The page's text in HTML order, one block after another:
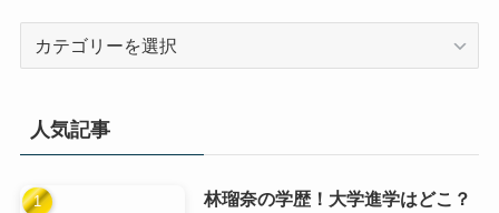
ー
人気記事
林瑠奈の学歴！大学進学はどこ？